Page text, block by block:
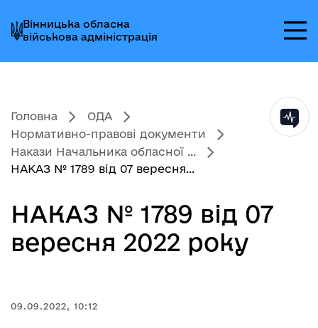
до
головного
меню
до
головного
вмісту
до
головного
колонтитула
Вінницька обласна
військова адміністрація
Головна
ОДА
Нормативно-правові документи
Накази Начальника обласної ...
НАКАЗ № 1789 від 07 вересня...
НАКАЗ № 1789 від 07
вересня 2022 року
09.09.2022, 10:12